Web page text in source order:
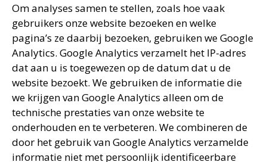
Om analyses samen te stellen, zoals hoe vaak
gebruikers onze website bezoeken en welke
pagina’s ze daarbij bezoeken, gebruiken we Google
Analytics. Google Analytics verzamelt het IP-adres
dat aan u is toegewezen op de datum dat u de
website bezoekt. We gebruiken de informatie die
we krijgen van Google Analytics alleen om de
technische prestaties van onze website te
onderhouden en te verbeteren. We combineren de
door het gebruik van Google Analytics verzamelde
informatie niet met persoonlijk identificeerbare